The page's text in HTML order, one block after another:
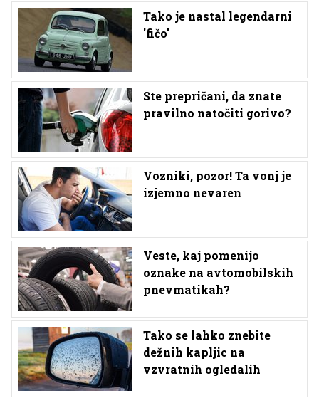
Tako je nastal legendarni
'fičo'
Ste prepričani, da znate
pravilno natočiti gorivo?
Vozniki, pozor! Ta vonj je
izjemno nevaren
Veste, kaj pomenijo
oznake na avtomobilskih
pnevmatikah?
Tako se lahko znebite
dežnih kapljic na
vzvratnih ogledalih